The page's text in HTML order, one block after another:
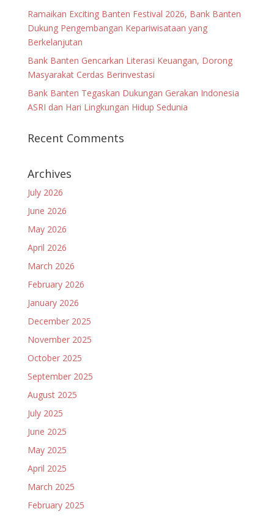
Ramaikan Exciting Banten Festival 2026, Bank Banten
Dukung Pengembangan Kepariwisataan yang
Berkelanjutan
Bank Banten Gencarkan Literasi Keuangan, Dorong
Masyarakat Cerdas Berinvestasi
Bank Banten Tegaskan Dukungan Gerakan Indonesia
ASRI dan Hari Lingkungan Hidup Sedunia
Recent Comments
Archives
July 2026
June 2026
May 2026
April 2026
March 2026
February 2026
January 2026
December 2025
November 2025
October 2025
September 2025
August 2025
July 2025
June 2025
May 2025
April 2025
March 2025
February 2025